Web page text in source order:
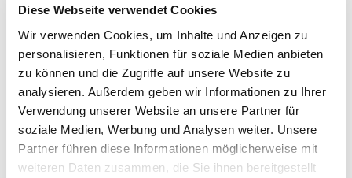
Diese Webseite verwendet Cookies
Wir verwenden Cookies, um Inhalte und Anzeigen zu
personalisieren, Funktionen für soziale Medien anbieten
zu können und die Zugriffe auf unsere Website zu
analysieren. Außerdem geben wir Informationen zu Ihrer
Verwendung unserer Website an unsere Partner für
soziale Medien, Werbung und Analysen weiter. Unsere
Partner führen diese Informationen möglicherweise mit
weiteren Daten zusammen, die Sie ihnen bereitgestellt
Getreide
Naturfüllungen für Kissen & Therapie
Hund
Hundefutter
Trockenfutter
Nassfutter
Hundesnacks
Katze
Alle Artikel zu Katze
Katzenfutter